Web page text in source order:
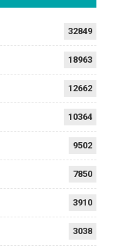
32849
18963
12662
10364
9502
7850
3910
3038